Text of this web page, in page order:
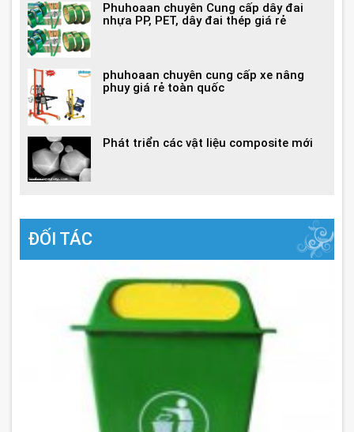
Phuhoaan chuyên Cung cấp dây đai
nhựa PP, PET, dây đai thép giá rẻ
phuhoaan chuyên cung cấp xe nâng
phuy giá rẻ toàn quốc
Phát triển các vật liệu composite mới
ĐỐI TÁC